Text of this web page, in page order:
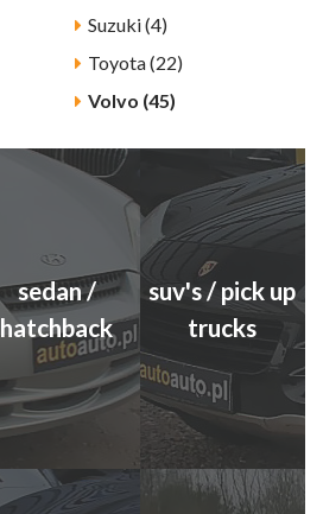
Suzuki (4)
Toyota (22)
Volvo (45)
sedan /
hatchback
suv's / pick up
trucks